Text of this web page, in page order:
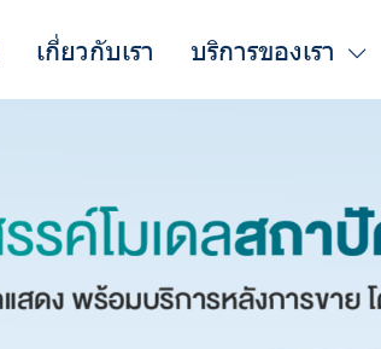
เกี่ยวกับเรา บริการของเรา